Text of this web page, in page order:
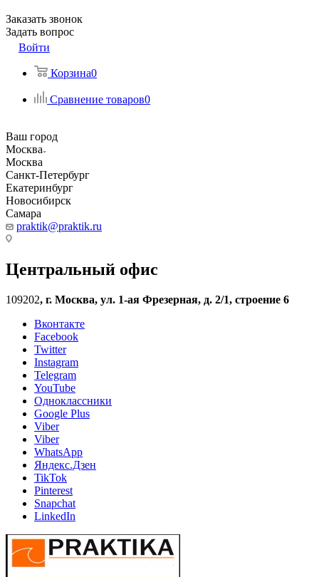
Заказать звонок
Задать вопрос
Войти
Корзина0
Сравнение товаров0
Ваш город
Москва
Москва
Санкт-Петербург
Екатеринбург
Новосибирск
Самара
praktik@praktik.ru
Центральный офис
109202, г. Москва, ул. 1-ая Фрезерная, д. 2/1, строение 6
Вконтакте
Facebook
Twitter
Instagram
Telegram
YouTube
Одноклассники
Google Plus
Viber
Viber
WhatsApp
Яндекс.Дзен
TikTok
Pinterest
Snapchat
LinkedIn